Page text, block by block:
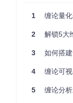
图：chanvis
2. 本地化数据
数据处理流程
💡技巧：定期
1 缠论量
2 解锁5大
3 如何搭
4 缠论可
5 缠论分